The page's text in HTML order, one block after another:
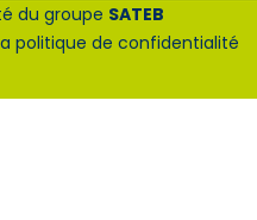
du groupe SATEB
politique de confidentialité